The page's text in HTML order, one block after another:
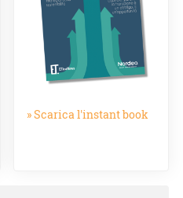
» Scarica l'instant book